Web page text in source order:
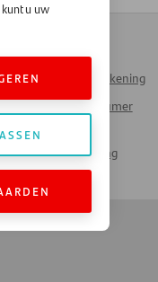
Inloggen Mijn Rekening
Santander Consumer
Santander Leasing
u uw